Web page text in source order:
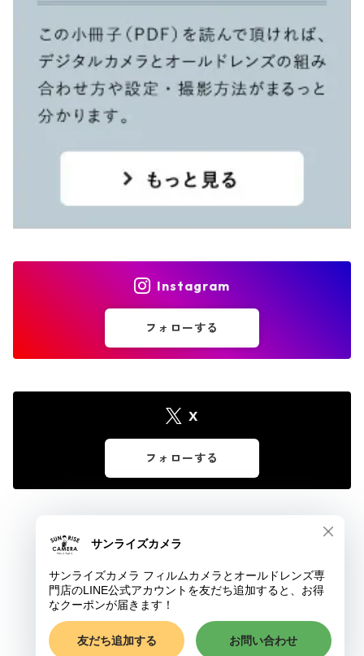
Instagram
フォローする
X
フォローする
© サンライズカメラ フィルムカメラとオールドレンズ専門店